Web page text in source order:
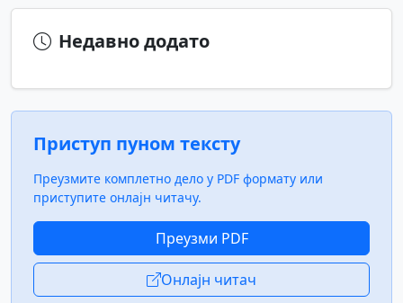
Недавно додато
Приступ пуном тексту
Преузмите комплетно дело у PDF формату или
приступите онлајн читачу.
Преузми PDF
Онлајн читач